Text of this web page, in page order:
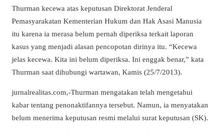
Thurman kecewa atas keputusan Direktorat Jenderal
Pemasyarakatan Kementerian Hukum dan Hak Asasi Manusia
itu karena ia merasa belum pernah diperiksa terkait laporan
kasus yang menjadi alasan pencopotan dirinya itu. “Kecewa
jelas kecewa. Kita ini belum diperiksa. Ini enggak benar,” kata
Thurman saat dihubungi wartawan, Kamis (25/7/2013).
jurnalrealitas.com,-Thurman mengatakan telah mengetahui
kabar tentang penonaktifannya tersebut. Namun, ia menyatakan
belum menerima keputusan resmi melalui surat keputusan (SK).